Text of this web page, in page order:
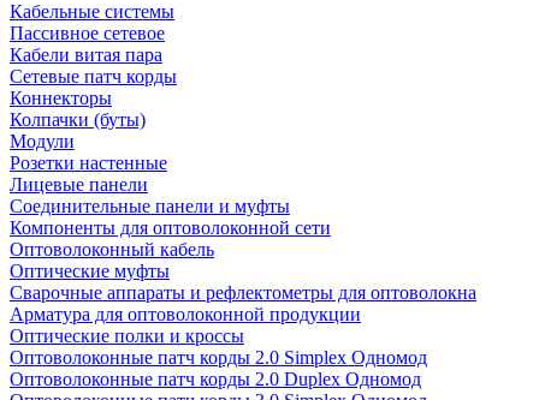
Кабельные системы
Пассивное сетевое
Кабели витая пара
Сетевые патч корды
Коннекторы
Колпачки (буты)
Модули
Розетки настенные
Лицевые панели
Соединительные панели и муфты
Компоненты для оптоволоконной сети
Оптоволоконный кабель
Оптические муфты
Сварочные аппараты и рефлектометры для оптоволокна
Арматура для оптоволоконной продукции
Оптические полки и кроссы
Оптоволоконные патч корды 2.0 Simplex Одномод
Оптоволоконные патч корды 2.0 Duplex Одномод